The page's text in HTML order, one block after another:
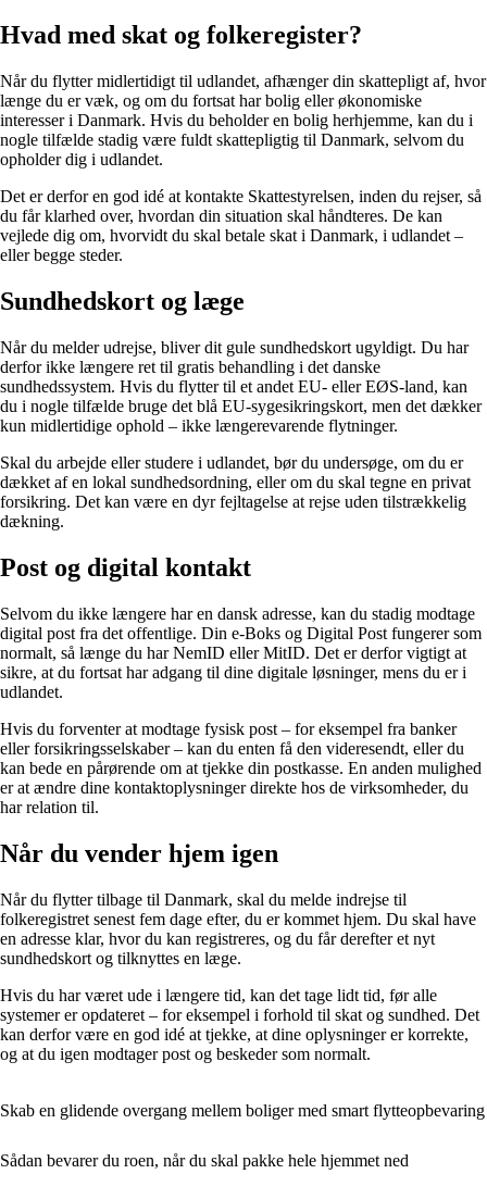
Hvad med skat og folkeregister?
Når du flytter midlertidigt til udlandet, afhænger din skattepligt af, hvor
længe du er væk, og om du fortsat har bolig eller økonomiske
interesser i Danmark. Hvis du beholder en bolig herhjemme, kan du i
nogle tilfælde stadig være fuldt skattepligtig til Danmark, selvom du
opholder dig i udlandet.
Det er derfor en god idé at kontakte Skattestyrelsen, inden du rejser, så
du får klarhed over, hvordan din situation skal håndteres. De kan
vejlede dig om, hvorvidt du skal betale skat i Danmark, i udlandet –
eller begge steder.
Sundhedskort og læge
Når du melder udrejse, bliver dit gule sundhedskort ugyldigt. Du har
derfor ikke længere ret til gratis behandling i det danske
sundhedssystem. Hvis du flytter til et andet EU- eller EØS-land, kan
du i nogle tilfælde bruge det blå EU-sygesikringskort, men det dækker
kun midlertidige ophold – ikke længerevarende flytninger.
Skal du arbejde eller studere i udlandet, bør du undersøge, om du er
dækket af en lokal sundhedsordning, eller om du skal tegne en privat
forsikring. Det kan være en dyr fejltagelse at rejse uden tilstrækkelig
dækning.
Post og digital kontakt
Selvom du ikke længere har en dansk adresse, kan du stadig modtage
digital post fra det offentlige. Din e-Boks og Digital Post fungerer som
normalt, så længe du har NemID eller MitID. Det er derfor vigtigt at
sikre, at du fortsat har adgang til dine digitale løsninger, mens du er i
udlandet.
Hvis du forventer at modtage fysisk post – for eksempel fra banker
eller forsikringsselskaber – kan du enten få den videresendt, eller du
kan bede en pårørende om at tjekke din postkasse. En anden mulighed
er at ændre dine kontaktoplysninger direkte hos de virksomheder, du
har relation til.
Når du vender hjem igen
Når du flytter tilbage til Danmark, skal du melde indrejse til
folkeregistret senest fem dage efter, du er kommet hjem. Du skal have
en adresse klar, hvor du kan registreres, og du får derefter et nyt
sundhedskort og tilknyttes en læge.
Hvis du har været ude i længere tid, kan det tage lidt tid, før alle
systemer er opdateret – for eksempel i forhold til skat og sundhed. Det
kan derfor være en god idé at tjekke, at dine oplysninger er korrekte,
og at du igen modtager post og beskeder som normalt.
Skab en glidende overgang mellem boliger med smart flytteopbevaring
Sådan bevarer du roen, når du skal pakke hele hjemmet ned